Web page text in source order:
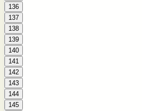
136
137
138
139
140
141
142
143
144
145